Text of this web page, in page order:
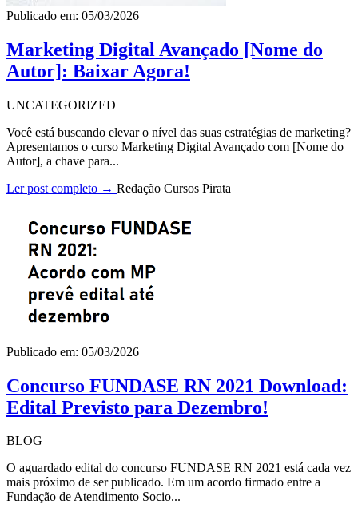
Publicado em: 05/03/2026
Marketing Digital Avançado [Nome do
Autor]: Baixar Agora!
UNCATEGORIZED
Você está buscando elevar o nível das suas estratégias de marketing?
Apresentamos o curso Marketing Digital Avançado com [Nome do
Autor], a chave para...
Ler post completo → Redação Cursos Pirata
Publicado em: 05/03/2026
Concurso FUNDASE RN 2021 Download:
Edital Previsto para Dezembro!
BLOG
O aguardado edital do concurso FUNDASE RN 2021 está cada vez
mais próximo de ser publicado. Em um acordo firmado entre a
Fundação de Atendimento Socio...